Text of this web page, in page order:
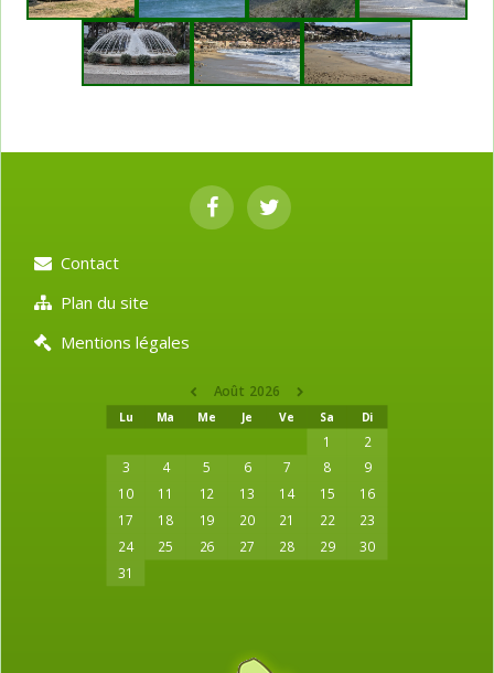
Contact
Plan du site
Mentions légales
Août 2026
Lu Ma Me Je Ve Sa Di
1 2
3 4 5 6 7 8 9
10 11 12 13 14 15
16
17
18 19 20 21 22
23
24
25 26 27 28 29 30
31